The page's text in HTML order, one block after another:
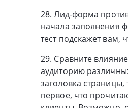
28. Лид-форма
начала заполнения
тест подскажет вам,
29. Сравните
аудиторию
заголовка страницы,
первое, что